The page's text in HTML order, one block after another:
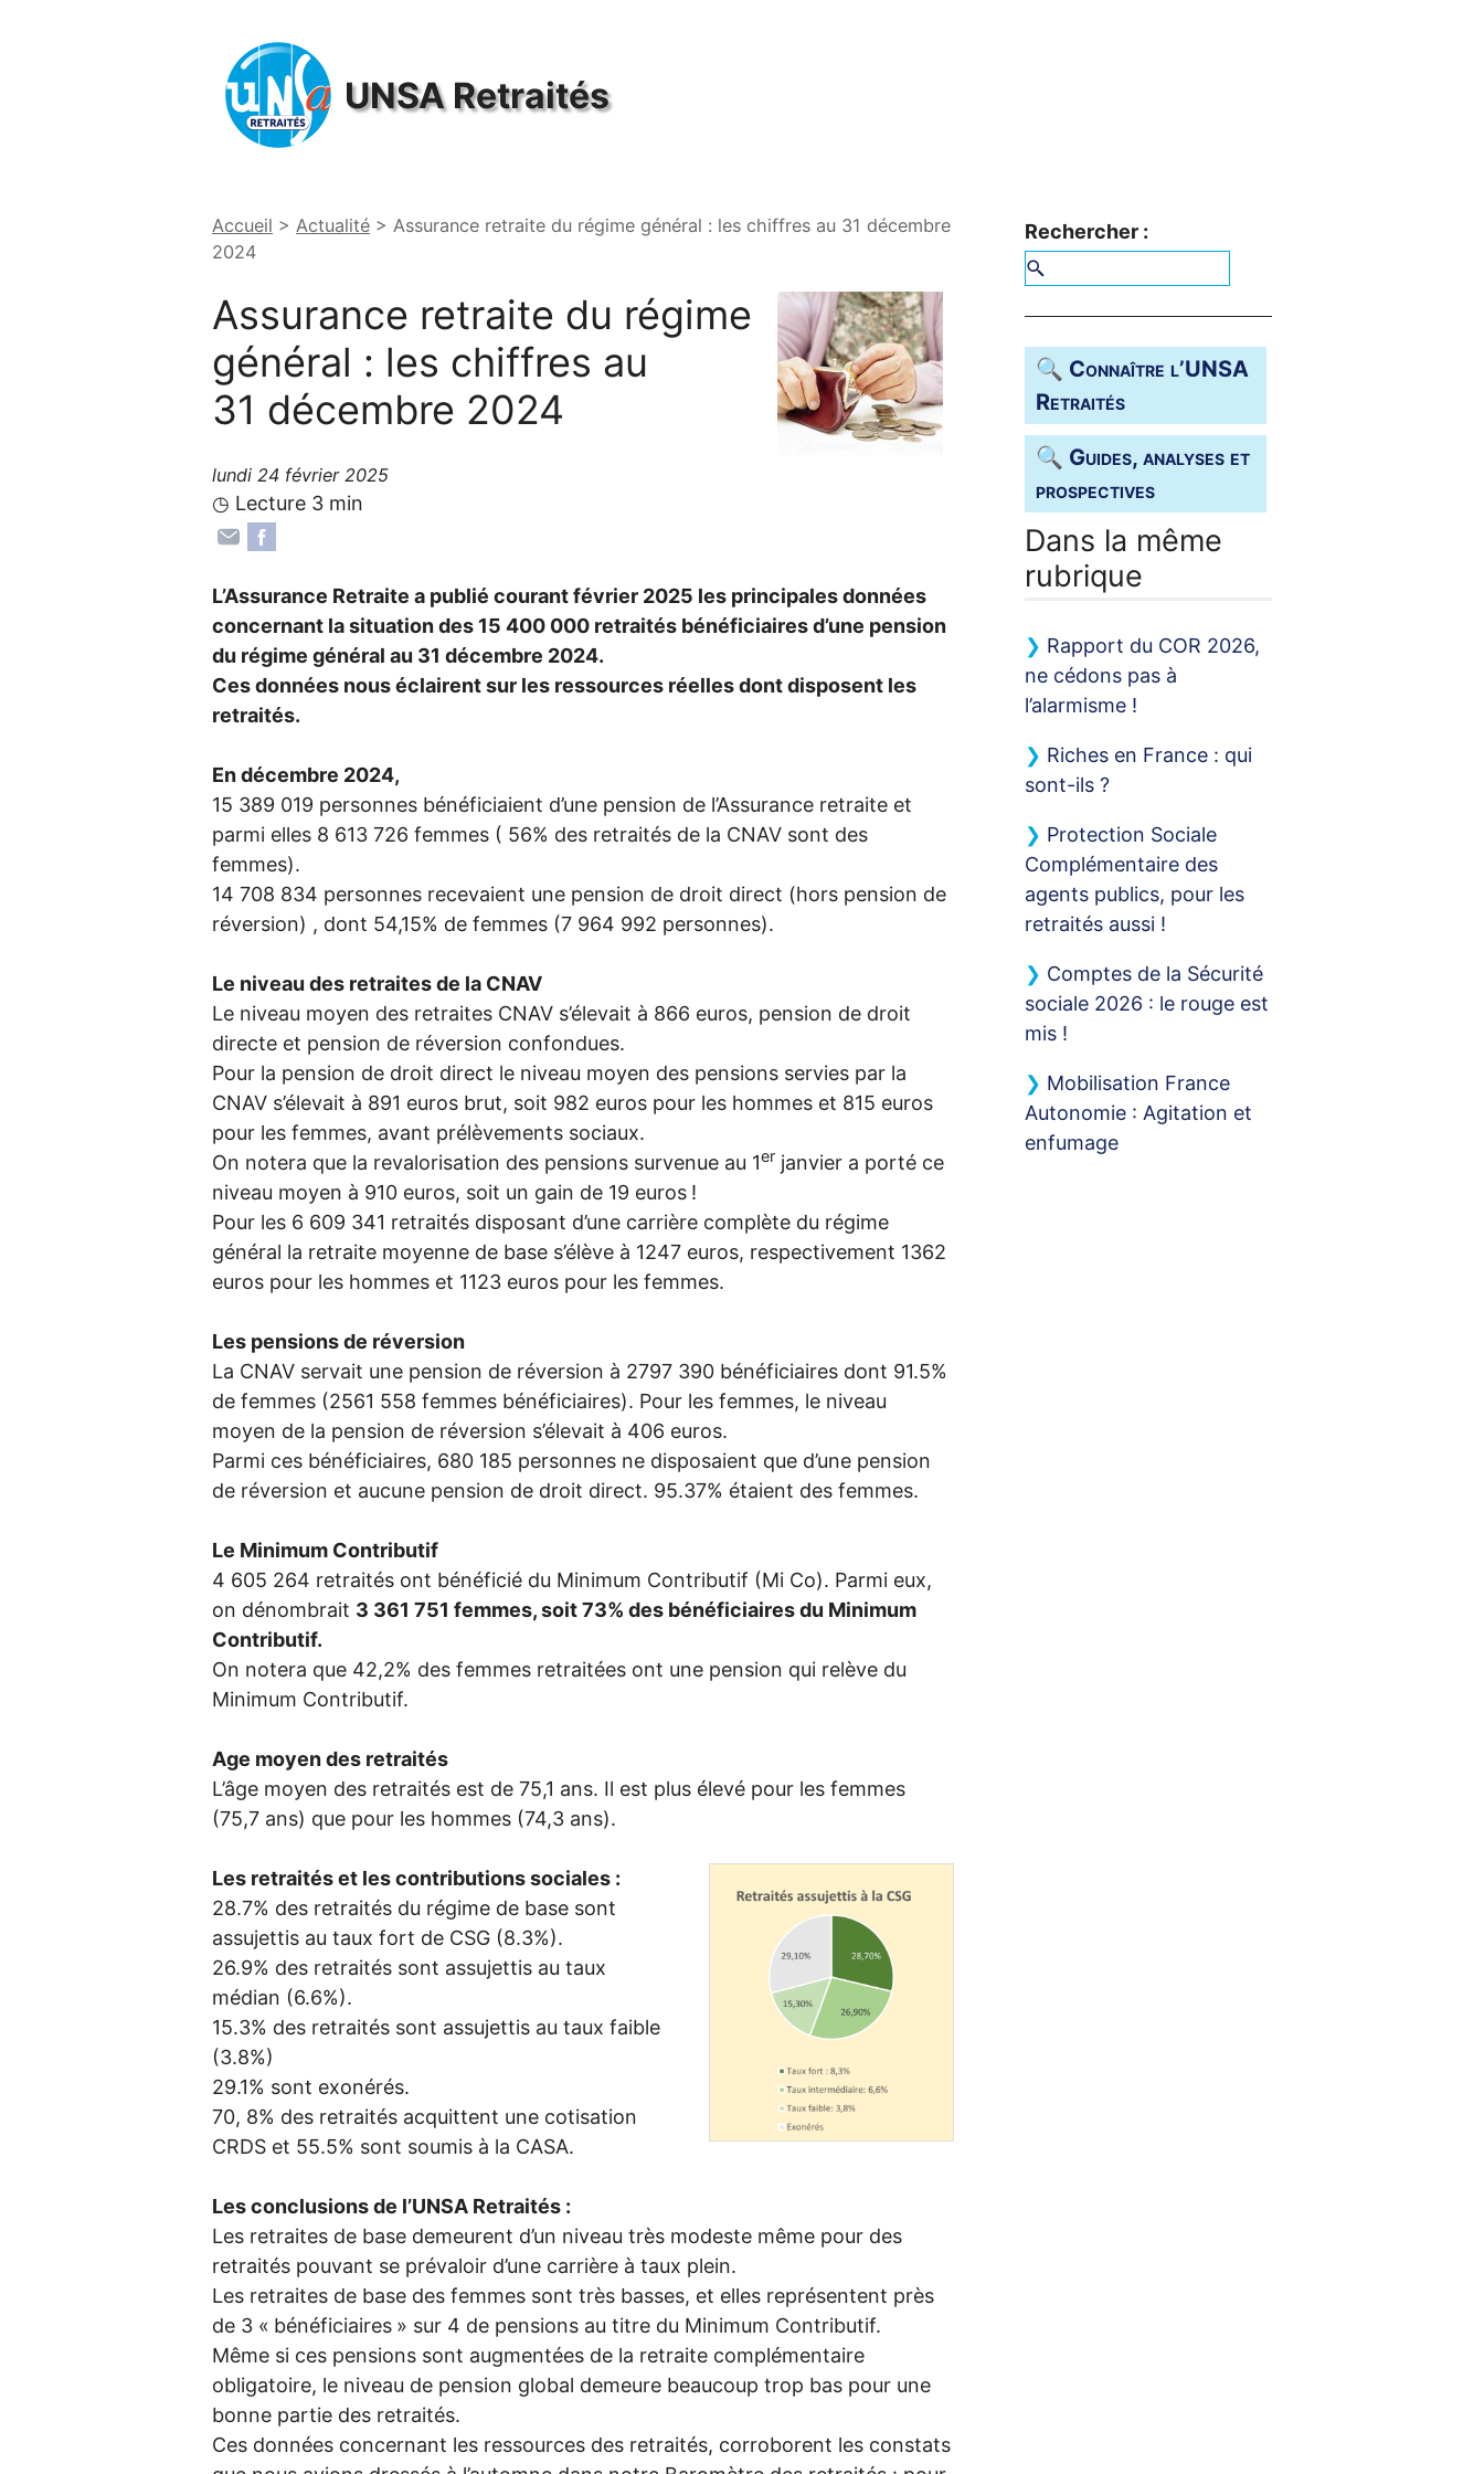
UNSARetraités
Accueil > Actualité > Assurance retraite du régime général : les chiffres au 31 décembre
2024
Assurance retraite du régime
général : les chiffres au
31 décembre 2024
lundi 24 février 2025
◷ Lecture 3 min
L’Assurance Retraite a publié courant février 2025 les principales données
concernant la situation des 15 400 000 retraités bénéficiaires d’une pension
du régime général au 31 décembre 2024.
Ces données nous éclairent sur les ressources réelles dont disposent les
retraités.
En décembre 2024,
15 389 019 personnes bénéficiaient d’une pension de l’Assurance retraite et
parmi elles 8 613 726 femmes ( 56% des retraités de la CNAV sont des
femmes).
14 708 834 personnes recevaient une pension de droit direct (hors pension de
réversion) , dont 54,15% de femmes (7 964 992 personnes).
Le niveau des retraites de la CNAV
Le niveau moyen des retraites CNAV s’élevait à 866 euros, pension de droit
directe et pension de réversion confondues.
Pour la pension de droit direct le niveau moyen des pensions servies par la
CNAV s’élevait à 891 euros brut, soit 982 euros pour les hommes et 815 euros
pour les femmes, avant prélèvements sociaux.
On notera que la revalorisation des pensions survenue au 1er janvier a porté ce
niveau moyen à 910 euros, soit un gain de 19 euros !
Pour les 6 609 341 retraités disposant d’une carrière complète du régime
général la retraite moyenne de base s’élève à 1247 euros, respectivement 1362
euros pour les hommes et 1123 euros pour les femmes.
Les pensions de réversion
La CNAV servait une pension de réversion à 2797 390 bénéficiaires dont 91.5%
de femmes (2561 558 femmes bénéficiaires). Pour les femmes, le niveau
moyen de la pension de réversion s’élevait à 406 euros.
Parmi ces bénéficiaires, 680 185 personnes ne disposaient que d’une pension
de réversion et aucune pension de droit direct. 95.37% étaient des femmes.
Le Minimum Contributif
4 605 264 retraités ont bénéficié du Minimum Contributif (Mi Co). Parmi eux,
on dénombrait 3 361 751 femmes, soit 73% des bénéficiaires du Minimum
Contributif.
On notera que 42,2% des femmes retraitées ont une pension qui relève du
Minimum Contributif.
Age moyen des retraités
L’âge moyen des retraités est de 75,1 ans. Il est plus élevé pour les femmes
(75,7 ans) que pour les hommes (74,3 ans).
Les retraités et les contributions sociales :
28.7% des retraités du régime de base sont
assujettis au taux fort de CSG (8.3%).
26.9% des retraités sont assujettis au taux
médian (6.6%).
15.3% des retraités sont assujettis au taux faible
(3.8%)
29.1% sont exonérés.
70, 8% des retraités acquittent une cotisation
CRDS et 55.5% sont soumis à la CASA.
Les conclusions de l’UNSA Retraités :
Les retraites de base demeurent d’un niveau très modeste même pour des
retraités pouvant se prévaloir d’une carrière à taux plein.
Les retraites de base des femmes sont très basses, et elles représentent près
de 3 « bénéficiaires » sur 4 de pensions au titre du Minimum Contributif.
Même si ces pensions sont augmentées de la retraite complémentaire
obligatoire, le niveau de pension global demeure beaucoup trop bas pour une
bonne partie des retraités.
Ces données concernant les ressources des retraités, corroborent les constats
Rechercher :
🔍 Connaître l’UNSA
Retraités
🔍 Guides, analyses et
prospectives
Dans la même
rubrique
Rapport du COR 2026,
ne cédons pas à
l’alarmisme !
Riches en France : qui
sont-ils ?
Protection Sociale
Complémentaire des
agents publics, pour les
retraités aussi !
Comptes de la Sécurité
sociale 2026 : le rouge est
mis !
Mobilisation France
Autonomie : Agitation et
enfumage